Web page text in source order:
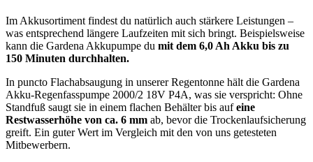
Im Akkusortiment findest du natürlich auch stärkere Leistungen –
was entsprechend längere Laufzeiten mit sich bringt. Beispielsweise
kann die Gardena Akkupumpe du mit dem 6,0 Ah Akku bis zu
150 Minuten durchhalten.
In puncto Flachabsaugung in unserer Regentonne hält die Gardena
Akku-Regenfasspumpe 2000/2 18V P4A, was sie verspricht: Ohne
Standfuß saugt sie in einem flachen Behälter bis aufeine
Restwasserhöhe von ca. 6 mm ab, bevor die Trockenlaufsicherung
greift. Ein guter Wert im Vergleich mit den von uns getesteten
Mitbewerbern.